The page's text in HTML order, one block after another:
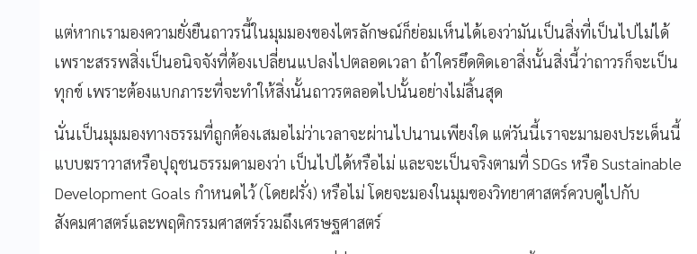
แต่หากเรามองความยั่งยืนถาวรนี้ในมุมมองของไตรลักษณ์ก็ย่อมเห็นได้เองว่ามันเป็นสิ่งที่เป็นไปไม่ได้
เพราะสรรพสิ่งเป็นอนิจจังที่ต้องเปลี่ยนแปลงไปตลอดเวลา ถ้าใครยึดติดเอาสิ่งนั้นสิ่งนี้ว่าถาวรก็จะเป็น
ทุกข์ เพราะต้องแบกภาระที่จะทำให้สิ่งนั้นถาวรตลอดไปนั้นอย่างไม่สิ้นสุด
นั่นเป็นมุมมองทางธรรมที่ถูกต้องเสมอไม่ว่าเวลาจะผ่านไปนานเพียงใด แต่วันนี้เราจะมามองประเด็นนี้
แบบฆราวาสหรือปุถุชนธรรมดามองว่า เป็นไปได้หรือไม่ และจะเป็นจริงตามที่ SDGs หรือ Sustainable
Development Goals กำหนดไว้ (โดยฝรั่ง) หรือไม่ โดยจะมองในมุมของวิทยาศาสตร์ควบคู่ไปกับ
สังคมศาสตร์และพฤติกรรมศาสตร์รวมถึงเศรษฐศาสตร์